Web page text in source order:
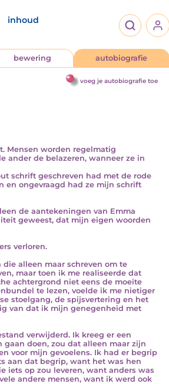
inhoud
bewering autobiografie
voeg je autobiografie toe
Mensen worden regelmatig
ander de belazeren, wanneer ze in
schrift geschreven had met de rode
en ongevraagd had ze mijn schrift
de aantekeningen van Emma
geweest, dat mijn eigen woorden
verloren.
alleen maar schreven om te
maar toen ik me realiseerde dat
achtergrond niet eens de moeite
te lezen, voelde ik me nietiger
stoelgang, de spijsvertering en het
van dat ik mijn genegenheid met
verwijderd. Ik kreeg er een
doen, zou dat alleen maar zijn
voor mijn gevoelens. Ik had er begrip
aan dat begrip, want het was hen
iets op zou leveren, want anders was
andere mensen, want ik werd ook